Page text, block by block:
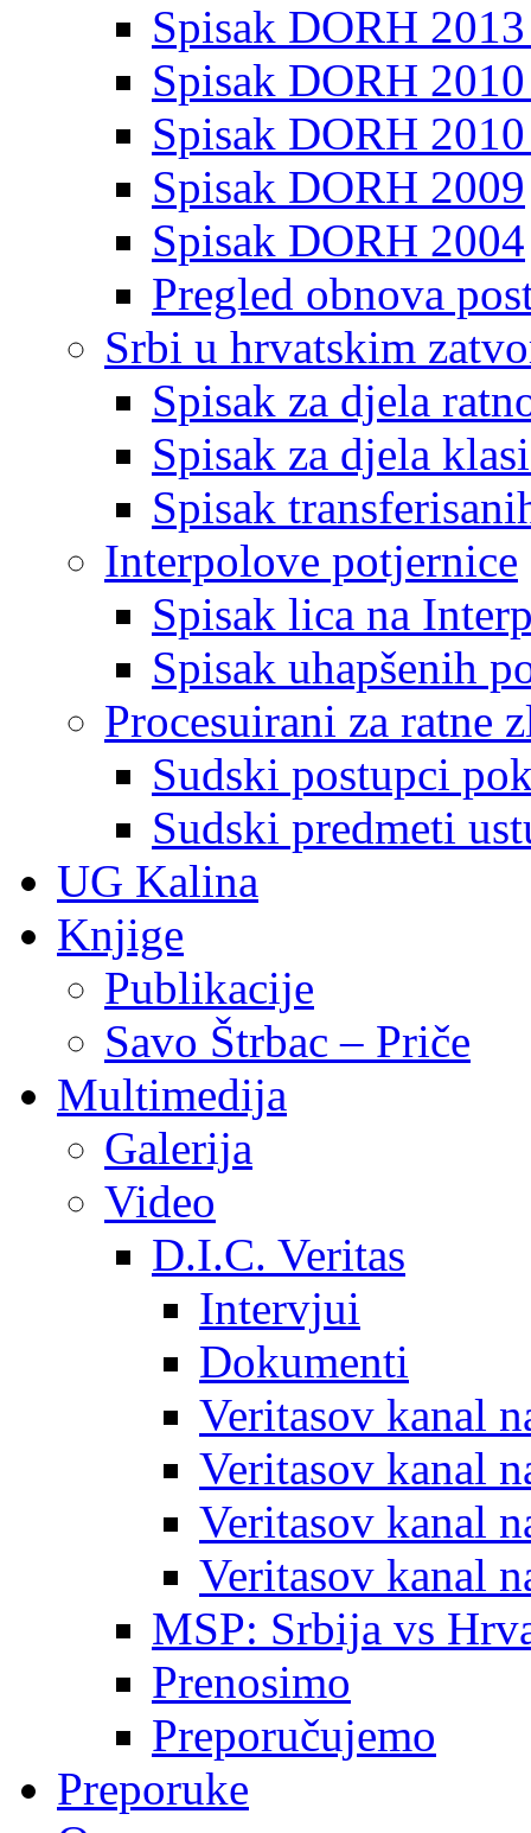
Spisak DORH
Spisak DORH
Spisak DORH
Spisak DORH 2009
Spisak DORH 2004
Pregled obnova
Srbi u hrvatskim
Spisak za djela
Spisak za djela
Spisak
Interpolove potjernice
Spisak lica na
Spisak uhapšenih
Procesuirani za ratne
Sudski postupci
Sudski predmeti
UG Kalina
Knjige
Publikacije
Savo Štrbac – Priče
Multimedija
Galerija
Video
D.I.C. Veritas
Intervjui
Dokumenti
Veritasov kanal
Veritasov kanal
Veritasov kanal
Veritasov kanal
MSP: Srbija vs
Prenosimo
Preporučujemo
Preporuke